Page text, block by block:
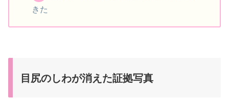
きた
目尻のしわが消えた証拠写真